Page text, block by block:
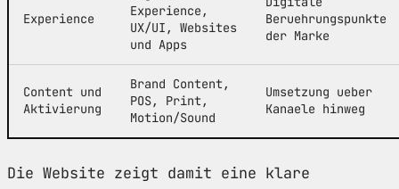
Experience
Experience,
UX/UI, Websites
und Apps
Beruehrungspunkte
der Marke
Content und
Aktivierung
Brand Content,
POS, Print,
Motion/Sound
Umsetzung ueber
Kanaele hinweg
Die Website zeigt damit eine klare